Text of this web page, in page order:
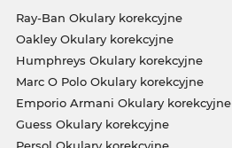
Ray-Ban Okulary korekcyjne
Oakley Okulary korekcyjne
Humphreys Okulary korekcyjne
Marc O Polo Okulary korekcyjne
Emporio Armani Okulary korekcyjne
Guess Okulary korekcyjne